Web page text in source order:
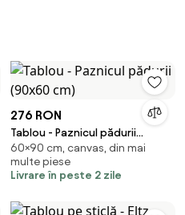
276 RON
Tablou - Paznicul pădurii
(90x60 cm)
60×90 cm, canvas, din mai
multe piese
Livrare în peste 2 zile